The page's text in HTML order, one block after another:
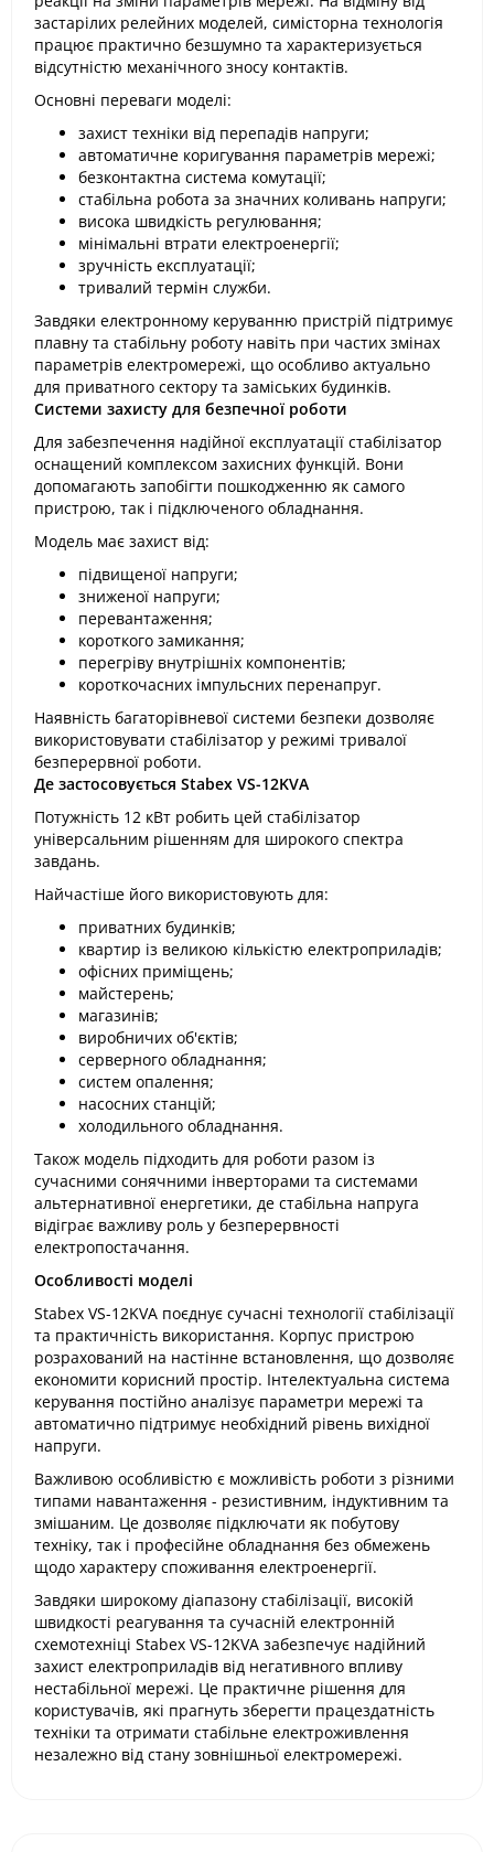
застарілих релейних моделей, симісторна технологія
працює практично безшумно та характеризується
відсутністю механічного зносу контактів.
Основні переваги моделі:
захист техніки від перепадів напруги;
автоматичне коригування параметрів мережі;
безконтактна система комутації;
стабільна робота за значних коливань напруги;
висока швидкість регулювання;
мінімальні втрати електроенергії;
зручність експлуатації;
тривалий термін служби.
Завдяки електронному керуванню пристрій підтримує
плавну та стабільну роботу навіть при частих змінах
параметрів електромережі, що особливо актуально
для приватного сектору та заміських будинків.
Системи захисту для безпечної роботи
Для забезпечення надійної експлуатації стабілізатор
оснащений комплексом захисних функцій. Вони
допомагають запобігти пошкодженню як самого
пристрою, так і підключеного обладнання.
Модель має захист від:
підвищеної напруги;
зниженої напруги;
перевантаження;
короткого замикання;
перегріву внутрішніх компонентів;
короткочасних імпульсних перенапруг.
Наявність багаторівневої системи безпеки дозволяє
використовувати стабілізатор у режимі тривалої
безперервної роботи.
Де застосовується Stabex VS-12KVA
Потужність 12 кВт робить цей стабілізатор
універсальним рішенням для широкого спектра
завдань.
Найчастіше його використовують для:
приватних будинків;
квартир із великою кількістю електроприладів;
офісних приміщень;
майстерень;
магазинів;
виробничих об'єктів;
серверного обладнання;
систем опалення;
насосних станцій;
холодильного обладнання.
Також модель підходить для роботи разом із
сучасними сонячними інверторами та системами
альтернативної енергетики, де стабільна напруга
відіграє важливу роль у безперервності
електропостачання.
Особливості моделі
Stabex VS-12KVA поєднує сучасні технології стабілізації
та практичність використання. Корпус пристрою
розрахований на настінне встановлення, що дозволяє
економити корисний простір. Інтелектуальна система
керування постійно аналізує параметри мережі та
автоматично підтримує необхідний рівень вихідної
напруги.
Важливою особливістю є можливість роботи з різними
типами навантаження - резистивним, індуктивним та
змішаним. Це дозволяє підключати як побутову
техніку, так і професійне обладнання без обмежень
щодо характеру споживання електроенергії.
Завдяки широкому діапазону стабілізації, високій
швидкості реагування та сучасній електронній
схемотехніці Stabex VS-12KVA забезпечує надійний
захист електроприладів від негативного впливу
нестабільної мережі. Це практичне рішення для
користувачів, які прагнуть зберегти працездатність
техніки та отримати стабільне електроживлення
незалежно від стану зовнішньої електромережі.